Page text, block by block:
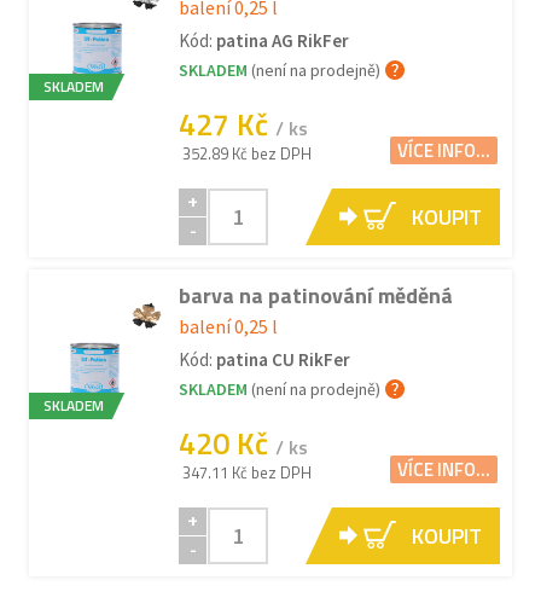
SKLADEM
balení 0,25 l
Kód: patina AG RikFer
SKLADEM (není na prodejně)
427 Kč / ks
352.89 Kč bez DPH VÍCE INFO...
+
-
KOUPIT
SKLADEM
barva na patinování měděná
balení 0,25 l
Kód: patina CU RikFer
SKLADEM (není na prodejně)
420 Kč / ks
347.11 Kč bez DPH VÍCE INFO...
+
-
KOUPIT